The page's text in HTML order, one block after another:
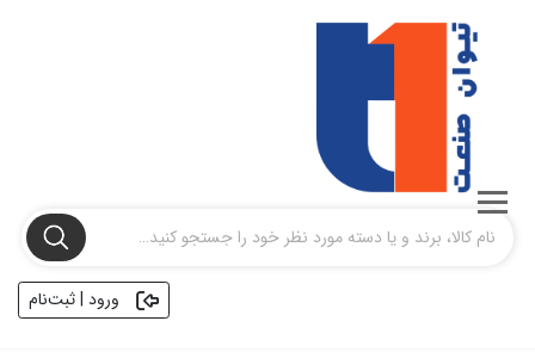
ورود | ثبت‌نام